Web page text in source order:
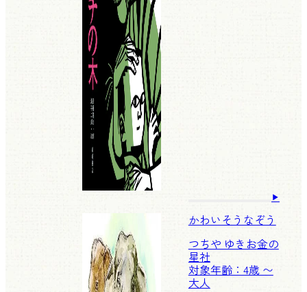
かわいそうなぞう
つちや ゆきお金の
星社
対象年齢：4歳 〜
大人